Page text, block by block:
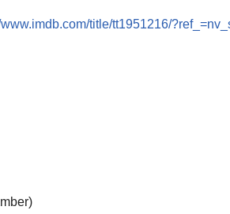
www.imdb.com/title/tt1951216/